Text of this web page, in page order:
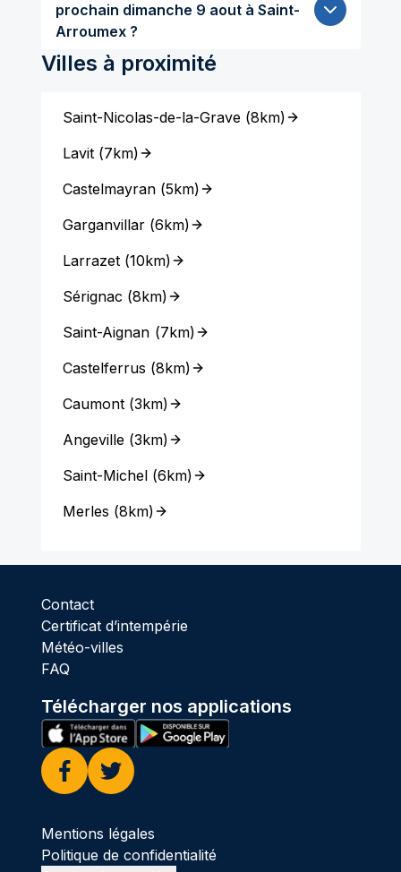
prochain dimanche 9 aout à Saint-
Arroumex ?
Villes à proximité
Saint-Nicolas-de-la-Grave(8km)
Lavit(7km)
Castelmayran(5km)
Garganvillar(6km)
Larrazet(10km)
Sérignac (8km)
Saint-Aignan (7km)
Castelferrus (8km)
Caumont(3km)
Angeville(3km)
Saint-Michel(6km)
Merles (8km)
Contact
Certificat d’intempérie
Météo-villes
FAQ
Télécharger nos applications
Facebook
Twitter
Mentions légales
Politique de confidentialité